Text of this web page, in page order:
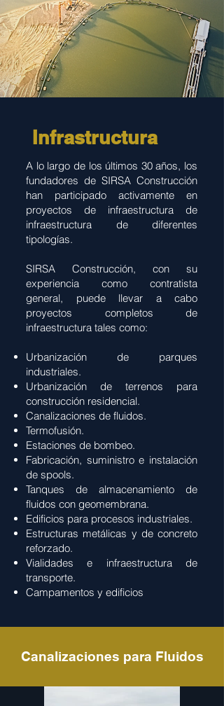
Infrastructura
A lo largo de los últimos 30 años, los
fundadores de SIRSA Construcción
han participado activamente en
proyectos de infraestructura de
infraestructura de diferentes
tipologías.
SIRSA Construcción, con su
experiencia como contratista
general, puede llevar a cabo
proyectos completos de
infraestructura tales como:
Urbanización de parques
industriales.
Urbanización de terrenos para
construcción residencial.
Canalizaciones de fluidos.
Termofusión.
Estaciones de bombeo.
Fabricación, suministro e instalación
de spools.
Tanques de almacenamiento de
fluidos con geomembrana.
Edificios para procesos industriales.
Estructuras metálicas y de concreto
reforzado.
Vialidades e infraestructura de
transporte.
Campamentos y edificios
Canalizaciones para Fluidos